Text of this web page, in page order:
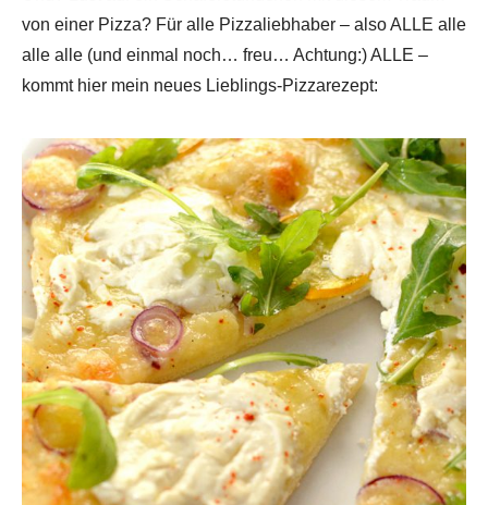
von einer Pizza? Für alle Pizzaliebhaber – also ALLE alle
alle alle (und einmal noch… freu… Achtung:) ALLE –
kommt hier mein neues Lieblings-Pizzarezept: